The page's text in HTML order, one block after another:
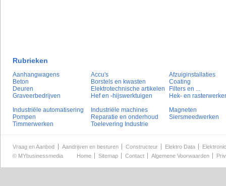
Rubrieken
Aanhangwagens Accu's
Afzuiginstallaties
Beton
Borstels en kwasten
Coating
Deuren
Elektrotechnische artikelen
Filters en ...
Graveerbedrijven
Hef en -hijswerktuigen
Hek- en
Industriële automatisering
Industriële machines
Magneten
Pompen
Reparatie en onderhoud
Siersmeedwerken
Timmerwerken
Toelevering Industrie
Vraag en Aanbod Aandrijven en besturen Constructeur Elektro Data
© MYbusinessmedia Home Sitemap Contact Algemene Voorwaarden